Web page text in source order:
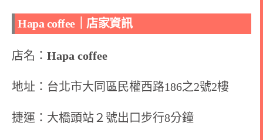
Hapa coffee｜店家資訊
店名： Hapa coffee
地址：台北市大同區民權西路186之2號2樓
捷運：大橋頭站２號出口步行8分鐘